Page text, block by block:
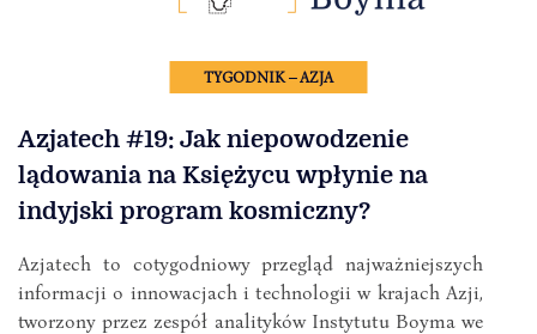
TYGODNIK – AZJA
Azjatech #19: Jak niepowodzenie
lądowania na Księżycu wpłynie na
indyjski program kosmiczny?
Azjatech to cotygodniowy przegląd najważniejszych
informacji o innowacjach i technologii w krajach Azji,
tworzony przez zespół analityków Instytutu Boyma we